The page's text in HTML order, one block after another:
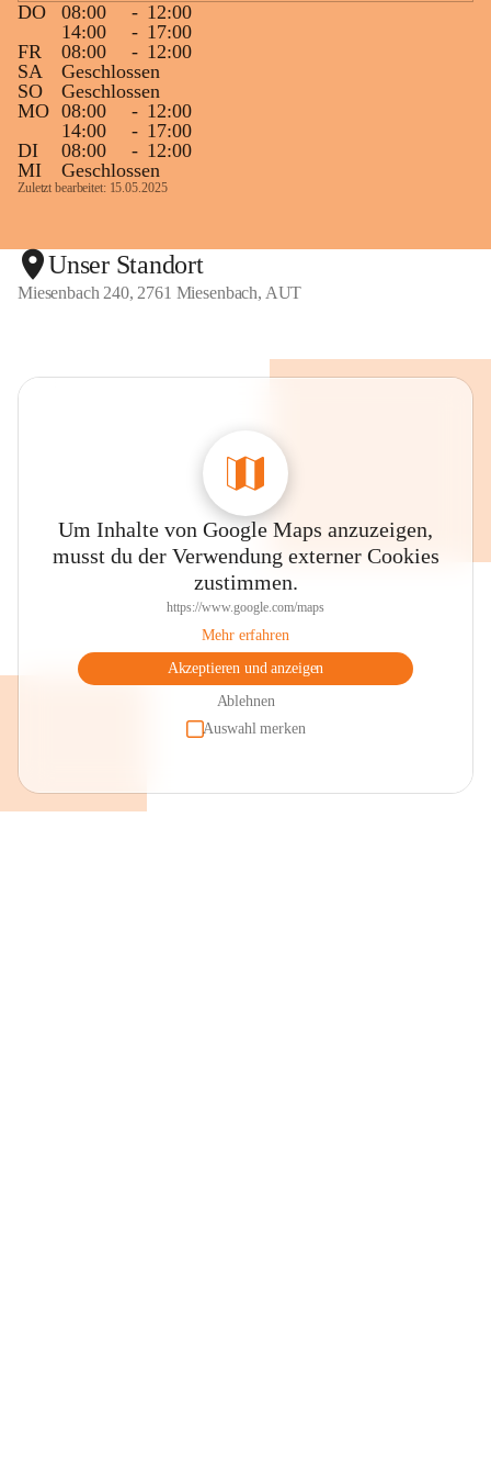
DO
08:00 - 12:00
14:00
- 17:00
FR
08:00 - 12:00
SA
Geschlossen
SO
Geschlossen
MO 08:00 - 12:00
14:00
- 17:00
DI
08:00 - 12:00
MI
Geschlossen
Zuletzt bearbeitet: 15.05.2025
Unser Standort
Miesenbach 240, 2761 Miesenbach, AUT
Um Inhalte von Google Maps anzuzeigen,
musst du der Verwendung externer Cookies
zustimmen.
https://www.google.com/maps
Mehr erfahren
Akzeptieren und anzeigen
Ablehnen
Auswahl merken